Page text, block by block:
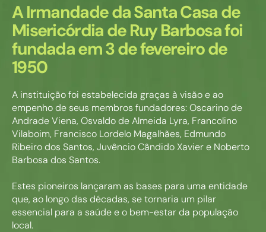
A Irmandade da Santa Casa de
Misericórdia de Ruy Barbosa foi
fundada em 3 de fevereiro de
1950
A instituição foi estabelecida graças à visão e ao
empenho de seus membros fundadores: Oscarino de
Andrade Viena, Osvaldo de Almeida Lyra, Francolino
Vilaboim, Francisco Lordelo Magalhães, Edmundo
Ribeiro dos Santos, Juvêncio Cândido Xavier e Noberto
Barbosa dos Santos.
Estes pioneiros lançaram as bases para uma entidade
que, ao longo das décadas, se tornaria um pilar
essencial para a saúde e o bem-estar da população
local.